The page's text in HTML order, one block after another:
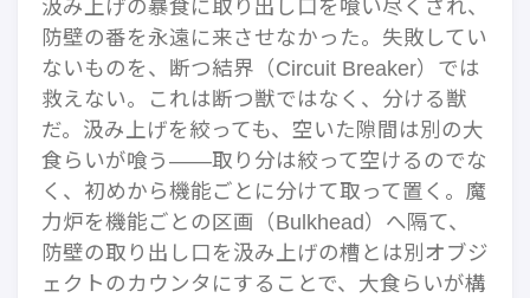
汲み上げの暴食に取り出し口を喰い尽くされ、
防壁の番を永遠に来させなかった。失敗してい
ないものを、断つ結界（Circuit Breaker）では
救えない。これは断つ獣ではなく、分ける獣
だ。汲み上げを絞っても、空いた隙間は別の大
食らいが喰う——取り分は絞って空けるのでな
く、初めから機能ごとに分けて取って置く。魔
力炉を機能ごとの区画（Bulkhead）へ隔て、
防壁の取り出し口を汲み上げの槽とは別オブジ
ェクトのカウンタにすることで、大食らいが構